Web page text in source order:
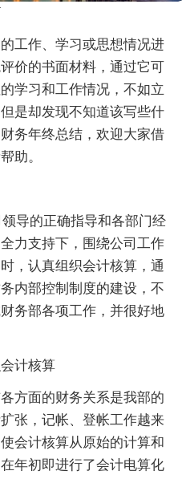
工作、学习或思想情况进
价的书面材料，通过它可
学习和工作情况，不如立
是却发现不知道该写些什
务年终总结，欢迎大家借
助。
导的正确指导和各部门经
力支持下，围绕公司工作
，认真组织会计核算，通
内部控制制度的建设，不
务部各项工作，并很好地
计核算
方面的财务关系是我部的
张，记帐、登帐工作越来
会计核算从原始的计算和
年初即进行了会计电算化